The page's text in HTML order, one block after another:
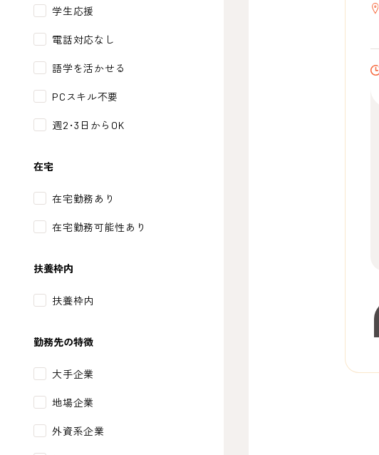
学生応援
電話対応なし
語学を活かせる
PCスキル不要
週2･3日からOK
在宅
在宅勤務あり
在宅勤務可能性あり
扶養枠内
扶養枠内
勤務先の特徴
大手企業
地場企業
外資系企業